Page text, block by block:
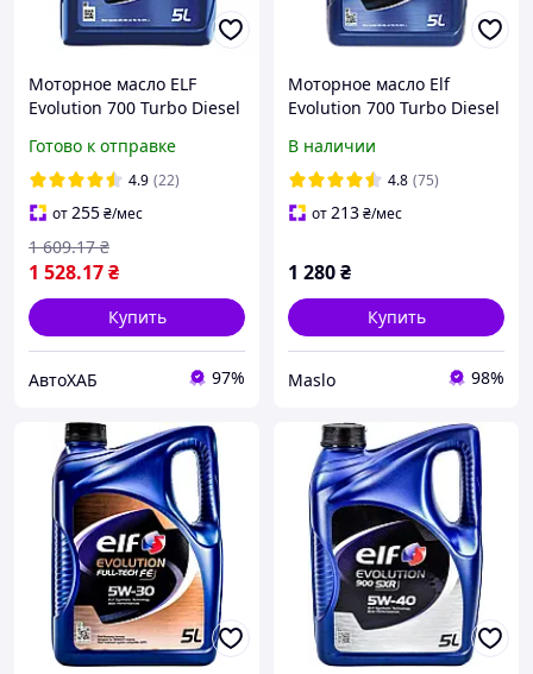
Моторное масло ELF
Evolution 700 Turbo Diesel
Готово к отправке
4.9 (22)
от255₴/мес
1 528.17₴
1 609.17 ₴
Купить
АвтоХАБ 97%
Моторное масло Elf
Evolution 700 Turbo Diesel
В наличии
4.8 (75)
от213₴/мес
1 280₴
Купить
Maslo 98%